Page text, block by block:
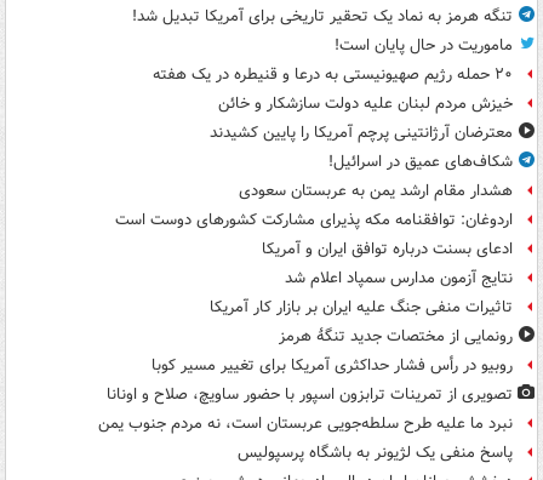
تنگه هرمز به نماد یک تحقیر تاریخی برای آمریکا تبدیل شد!
ماموریت در حال پایان است!
۲۰ حمله رژیم صهیونیستی به درعا و قنیطره در یک هفته
خیزش مردم لبنان علیه دولت سازشکار و خائن
معترضان آرژانتینی پرچم آمریکا را پایین کشیدند
شکاف‌های عمیق در اسرائیل!
هشدار مقام ارشد یمن به عربستان سعودی
اردوغان: توافقنامه مکه پذیرای مشارکت کشورهای دوست است
ادعای بسنت درباره توافق ایران و آمریکا
نتایج آزمون مدارس سمپاد اعلام شد
تاثیرات منفی جنگ علیه ایران بر بازار کار آمریکا
رونمایی از مختصات جدید تنگۀ هرمز
روبیو در رأس فشار حداکثری آمریکا برای تغییر مسیر کوبا
تصویری از تمرینات ترابزون اسپور با حضور ساویچ، صلاح و اونانا
نبرد ما علیه طرح سلطه‌جویی عربستان است، نه مردم جنوب یمن
پاسخ منفی یک لژیونر به باشگاه پرسپولیس